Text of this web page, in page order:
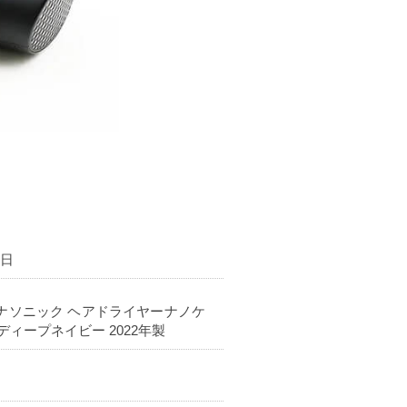
ソニック ヘアドライヤーナノケ
ィープネイビー 2022年製